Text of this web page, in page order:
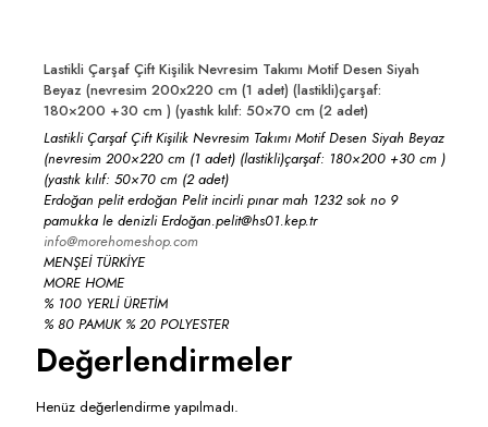
Lastikli Çarşaf Çift Kişilik Nevresim Takımı Motif Desen Siyah
Beyaz (nevresim 200x220 cm (1 adet) (lastikli)çarşaf:
180×200 +30 cm ) (yastık kılıf: 50×70 cm (2 adet)
Lastikli Çarşaf Çift Kişilik Nevresim Takımı Motif Desen Siyah Beyaz
(nevresim 200×220 cm (1 adet) (lastikli)çarşaf: 180×200 +30 cm )
(yastık kılıf: 50×70 cm (2 adet)
Erdoğan pelit erdoğan Pelit incirli pınar mah 1232 sok no 9
pamukka le denizli Erdoğan.pelit@hs01.kep.tr
info@morehomeshop.com
MENŞEİ TÜRKİYE
MORE HOME
% 100 YERLİ ÜRETİM
% 80 PAMUK % 20 POLYESTER
Değerlendirmeler
Henüz değerlendirme yapılmadı.